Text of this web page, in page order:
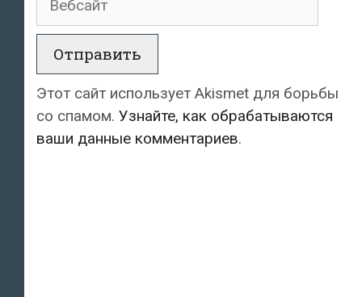
Этот сайт использует Akismet для борьбы
со спамом. Узнайте, как обрабатываются
ваши данные комментариев.